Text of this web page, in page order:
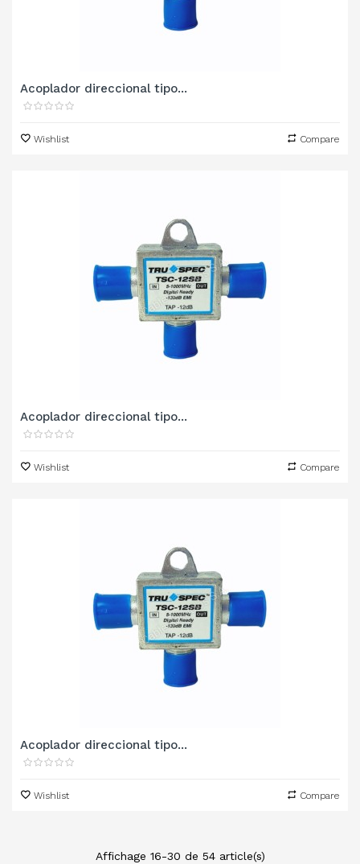
Acoplador direccional tipo...
Wishlist Compare
Acoplador direccional tipo...
Wishlist Compare
Acoplador direccional tipo...
Wishlist Compare
Affichage 16-30 de 54 article(s)